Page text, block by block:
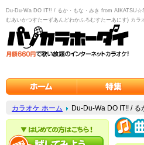
Du-Du-Wa DO IT!! / るか・もな・みき from
むあいかつすたーずあんどわかふろむすたーあにす) カラ
カラオケ ホーム Du-Du-Wa DO IT!! /